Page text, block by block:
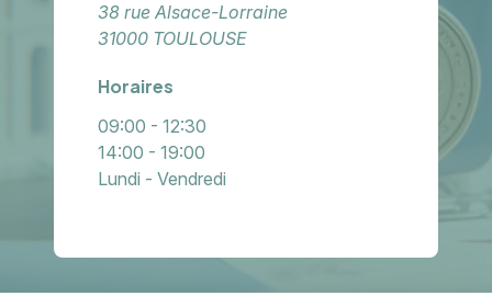
38 rue Alsace-Lorraine
31000 TOULOUSE
Horaires
09:00 - 12:30
14:00 - 19:00
Lundi - Vendredi